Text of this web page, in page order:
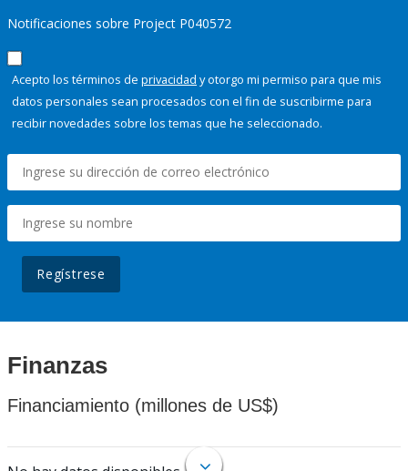
Notificaciones sobre Project P040572
Acepto los términos de privacidad y otorgo mi permiso para que mis
datos personales sean procesados con el fin de suscribirme para
recibir novedades sobre los temas que he seleccionado.
Regístrese
Finanzas
Financiamiento (millones de US$)